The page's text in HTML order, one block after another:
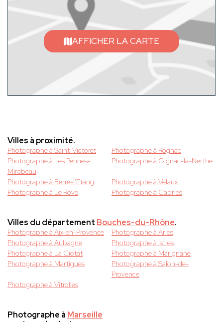
AFFICHER LA CARTE
Villes à proximité.
Photographe à Saint-Victoret
Photographe à Rognac
Photographe à Les Pennes-
Mirabeau
Photographe à Gignac-la-Nerthe
Photographe à Berre-l'Etang
Photographe à Velaux
Photographe à Le Rove
Photographe à Cabries
Villes du département Bouches-du-Rhône.
Photographe à Aix-en-Provence
Photographe à Arles
Photographe à Aubagne
Photographe à Istres
Photographe à La Ciotat
Photographe à Marignane
Photographe à Martigues
Photographe à Salon-de-
Provence
Photographe à Vitrolles
Photographe à Marseille